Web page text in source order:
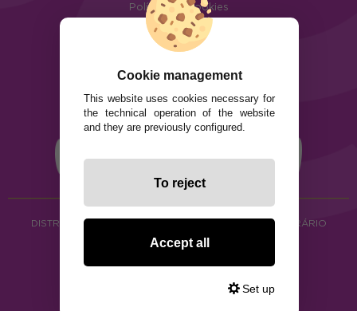
Política de cookies
DISTRIBUIÇÃO DE ALIMENTOS ORGÂNICOS E HERBORÁRIO
Copyright © 2026 ·www.ecocash.pt
Cookie management
This website uses cookies necessary for
the technical operation of the website
and they are previously configured.
To reject
Accept all
Set up